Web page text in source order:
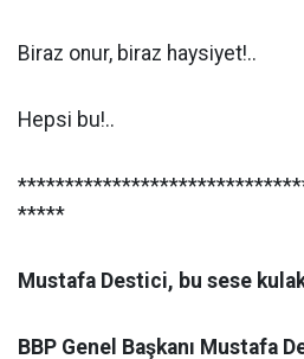
Biraz onur, biraz haysiyet!..
Hepsi bu!..
*****
Mustafa Destici, bu sese
BBP Genel Başkanı Mustafa